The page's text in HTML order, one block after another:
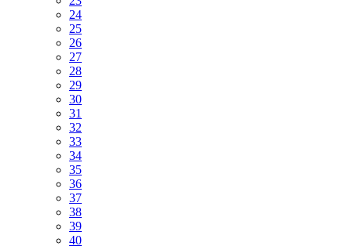
24
25
26
27
28
29
30
31
32
33
34
35
36
37
38
39
40